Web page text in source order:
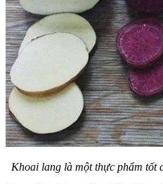
Khoai lang là một thực phẩm tốt